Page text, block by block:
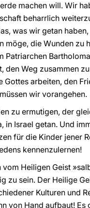
machen will. Wir
beharrlich
was wir getan
möge, die Wunden zu
Patriarchen
Weg zusammen
arbeiten, den
wir vorangehen.
zu ermutigen, der
in Israel getan. Und
für die Kinder jener
kennenzulernen!
Heiligen Geist
zu sein. Der Heilige
Kulturen und
von Hand aufbaut! Es